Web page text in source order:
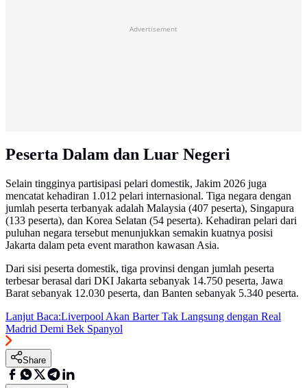
Advertisement
Peserta Dalam dan Luar Negeri
Selain tingginya partisipasi pelari domestik, Jakim 2026 juga
mencatat kehadiran 1.012 pelari internasional. Tiga negara dengan
jumlah peserta terbanyak adalah Malaysia (407 peserta), Singapura
(133 peserta), dan Korea Selatan (54 peserta). Kehadiran pelari dari
puluhan negara tersebut menunjukkan semakin kuatnya posisi
Jakarta dalam peta event marathon kawasan Asia.
Dari sisi peserta domestik, tiga provinsi dengan jumlah peserta
terbesar berasal dari DKI Jakarta sebanyak 14.750 peserta, Jawa
Barat sebanyak 12.030 peserta, dan Banten sebanyak 5.340 peserta.
Lanjut Baca:Liverpool Akan Barter Tak Langsung dengan Real
Madrid Demi Bek Spanyol
Share